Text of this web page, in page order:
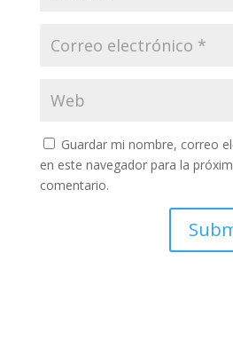
Guardar mi nombre, correo
en este navegador para la
comentario.